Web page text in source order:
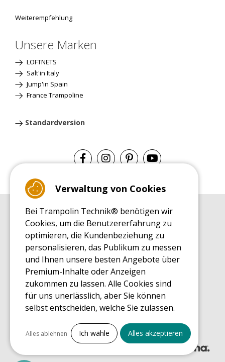
Weiterempfehlung
Unsere Marken
LOFTNETS
Salt'in Italy
Jump'in Spain
France Trampoline
Standardversion
EINKAUFSRATGEBER
Einkaufsratgeber
MONTAGE RATGEBER
Montagehinweise für ein Freizeit Trampolin
PFLEGERATGEBER
Pflegeratgeber für Ihr Freizeit Trampolin
ENDECKUNGSTOUR
Was Sie über Freizeit Trampoline wissen sollten
EINKAUFSRATGEBER FÜR ERSATZTEILE
Verwaltung von Cookies
Bei Trampolin Technik® benötigen wir
Cookies, um die Benutzererfahrung zu
optimieren, die Kundenbeziehung zu
personalisieren, das Publikum zu messen
und Ihnen unsere besten Angebote über
Premium-Inhalte oder Anzeigen
zukommen zu lassen. Alle Cookies sind
für uns unerlässlich, aber Sie können
selbst entscheiden, welche Sie zulassen.
Alles ankreuzen
Notwendige Cookies
Alles ablehnen Ich wähle Alles akzeptieren